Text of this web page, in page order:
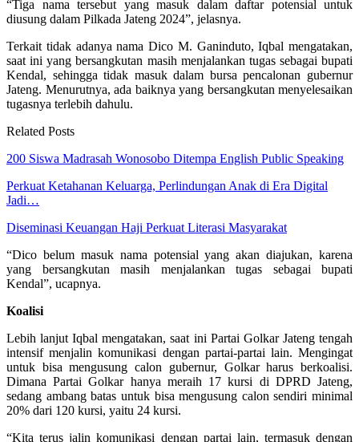
“Tiga nama tersebut yang masuk dalam daftar potensial untuk
diusung dalam Pilkada Jateng 2024”, jelasnya.
Terkait tidak adanya nama Dico M. Ganinduto, Iqbal mengatakan,
saat ini yang bersangkutan masih menjalankan tugas sebagai bupati
Kendal, sehingga tidak masuk dalam bursa pencalonan gubernur
Jateng. Menurutnya, ada baiknya yang bersangkutan menyelesaikan
tugasnya terlebih dahulu.
Related Posts
200 Siswa Madrasah Wonosobo Ditempa English Public Speaking
Perkuat Ketahanan Keluarga, Perlindungan Anak di Era Digital
Jadi…
Diseminasi Keuangan Haji Perkuat Literasi Masyarakat
“Dico belum masuk nama potensial yang akan diajukan, karena
yang bersangkutan masih menjalankan tugas sebagai bupati
Kendal”, ucapnya.
Koalisi
Lebih lanjut Iqbal mengatakan, saat ini Partai Golkar Jateng tengah
intensif menjalin komunikasi dengan partai-partai lain. Mengingat
untuk bisa mengusung calon gubernur, Golkar harus berkoalisi.
Dimana Partai Golkar hanya meraih 17 kursi di DPRD Jateng,
sedang ambang batas untuk bisa mengusung calon sendiri minimal
20% dari 120 kursi, yaitu 24 kursi.
“Kita terus jalin komunikasi dengan partai lain, termasuk dengan